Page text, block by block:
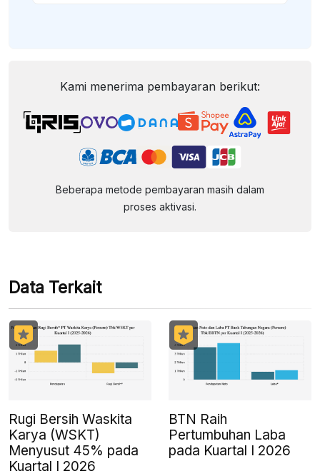
Kami menerima pembayaran berikut:
Beberapa metode pembayaran masih dalam
proses aktivasi.
Data Terkait
Rugi Bersih Waskita
Karya (WSKT)
Menyusut 45% pada
Kuartal I 2026
BTN Raih
Pertumbuhan Laba
pada Kuartal I 2026